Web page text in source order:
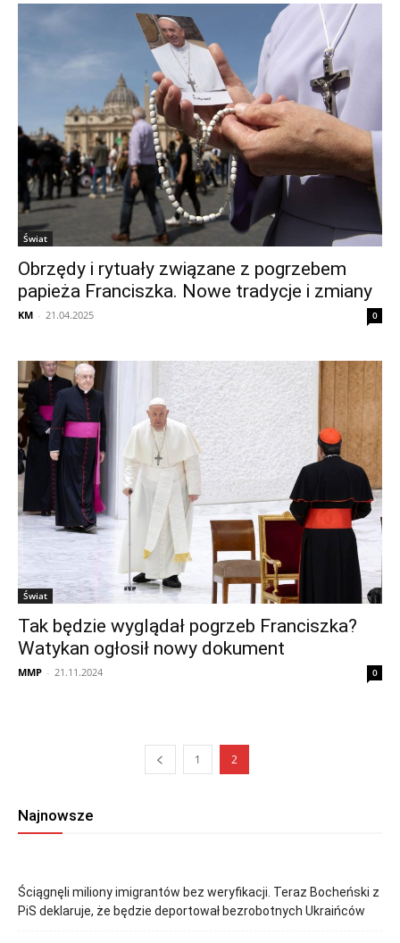
Świat
Obrzędy i rytuały związane z pogrzebem
papieża Franciszka. Nowe tradycje i zmiany
KM - 21.04.2025 0
Świat
Tak będzie wyglądał pogrzeb Franciszka?
Watykan ogłosił nowy dokument
MMP - 21.11.2024 0
1 2
Najnowsze
Ściągnęli miliony imigrantów bez weryfikacji. Teraz Bocheński z
PiS deklaruje, że będzie deportował bezrobotnych Ukraińców